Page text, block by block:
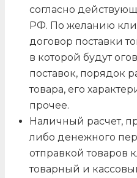
согласно
РФ. По желанию
договор поставки
в которой будут
поставок, порядок
товара, его
прочее.
Наличный расчет,
либо денежного
отправкой товаров
товарный и